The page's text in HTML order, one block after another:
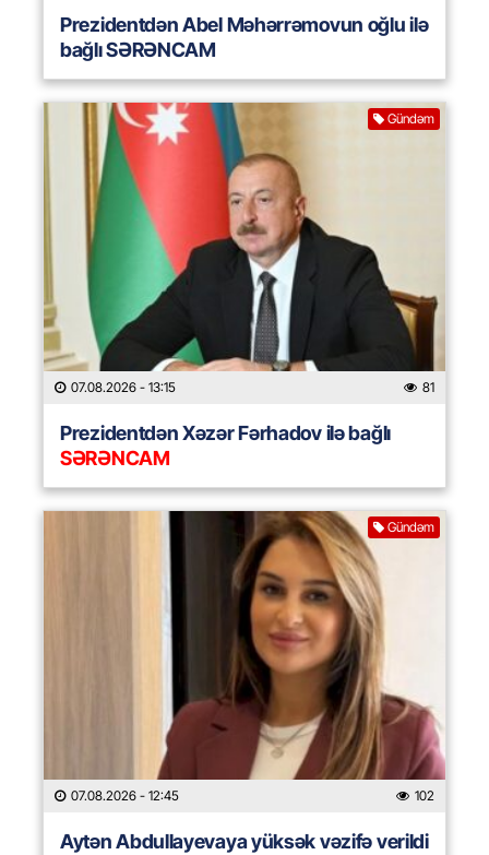
Prezidentdən Abel Məhərrəmovun oğlu ilə
bağlı SƏRƏNCAM
Gündəm
07.08.2026 - 13:15 81
Prezidentdən Xəzər Fərhadov ilə bağlı
SƏRƏNCAM
Gündəm
07.08.2026 - 12:45 102
Aytən Abdullayevaya yüksək vəzifə verildi